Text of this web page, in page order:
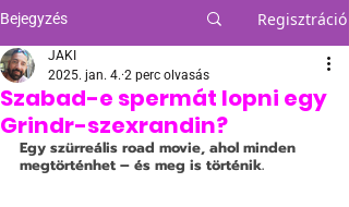
Bejegyzés Regisztráció
Szabad-e spermát lopni egy
Grindr-szexrandin?
JAKI
2025. jan. 4. 2 perc olvasás
Egy szürreális road movie, ahol minden
megtörténhet – és meg is történik.